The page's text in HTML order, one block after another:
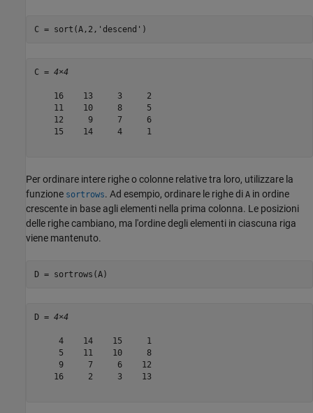
C = sort(A,2, 'descend' )
C = 4×4
    16    13     3     2
    11    10     8     5
    12     9     7     6
    15    14     4     1
Per ordinare intere righe o colonne relative tra loro, utilizzare la
funzione sortrows. Ad esempio, ordinare le righe di A in ordine
crescente in base agli elementi nella prima colonna. Le posizioni
delle righe cambiano, ma l'ordine degli elementi in ciascuna riga
viene mantenuto.
D = sortrows(A)
D = 4×4
     4    14    15     1
     5    11    10     8
     9     7     6    12
    16     2     3    13